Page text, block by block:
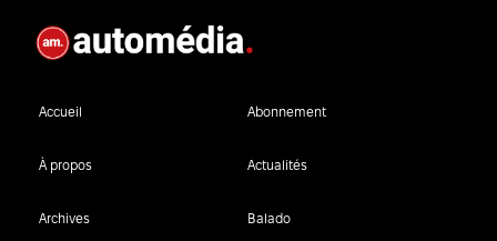
Accueil Abonnement
À propos Actualités
Archives Balado